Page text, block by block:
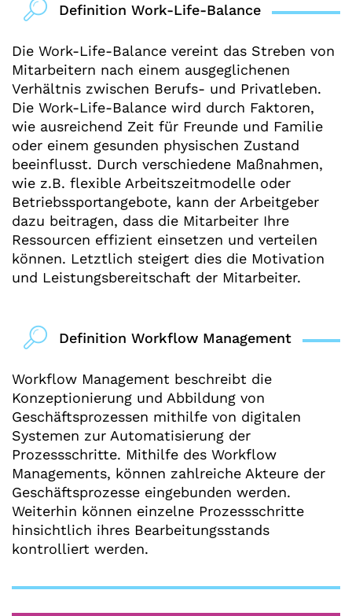
Definition Work-Life-Balance
Die Work-Life-Balance vereint das Streben von
Mitarbeitern nach einem ausgeglichenen
Verhältnis zwischen Berufs- und Privatleben.
Die Work-Life-Balance wird durch Faktoren,
wie ausreichend Zeit für Freunde und Familie
oder einem gesunden physischen Zustand
beeinflusst. Durch verschiedene Maßnahmen,
wie z.B. flexible Arbeitszeitmodelle oder
Betriebssportangebote, kann der Arbeitgeber
dazu beitragen, dass die Mitarbeiter Ihre
Ressourcen effizient einsetzen und verteilen
können. Letztlich steigert dies die Motivation
und Leistungsbereitschaft der Mitarbeiter.
Definition Workflow Management
Workflow Management beschreibt die
Konzeptionierung und Abbildung von
Geschäftsprozessen mithilfe von digitalen
Systemen zur Automatisierung der
Prozessschritte. Mithilfe des Workflow
Managements, können zahlreiche Akteure der
Geschäftsprozesse eingebunden werden.
Weiterhin können einzelne Prozessschritte
hinsichtlich ihres Bearbeitungsstands
kontrolliert werden.